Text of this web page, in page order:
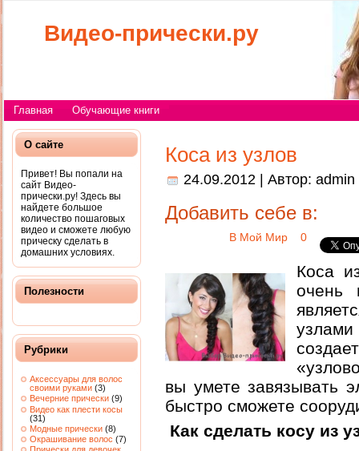
Видео-прически.ру
Главная Обучающие книги
О сайте
Привет! Вы попали на
сайт Видео-
прически.ру! Здесь вы
найдете большое
количество пошаговых
видео и сможете любую
прическу сделать в
домашних условиях.
Полезности
Рубрики
Аксессуары для волос
своими руками (3)
Вечерние прически (9)
Видео как плести косы
(31)
Модные прически (8)
Окрашивание волос (7)
Коса из узлов
24.09.2012 | Автор: admin
Добавить себе в:
В Мой Мир 0
Коса
очень
вы умете завязывать
быстро сможете
Как сделать косу из